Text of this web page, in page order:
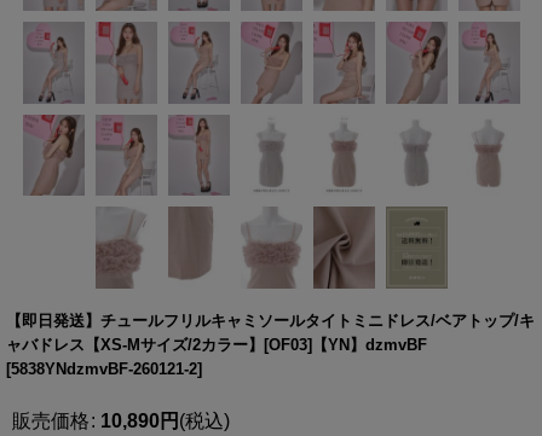
【即日発送】チュールフリルキャミソールタイトミニドレス/ベアトップ/キ
ャバドレス【XS-Mサイズ/2カラー】[OF03]【YN】dzmvBF
[5838YNdzmvBF-260121-2]
販売価格: 10,890円 (税込)